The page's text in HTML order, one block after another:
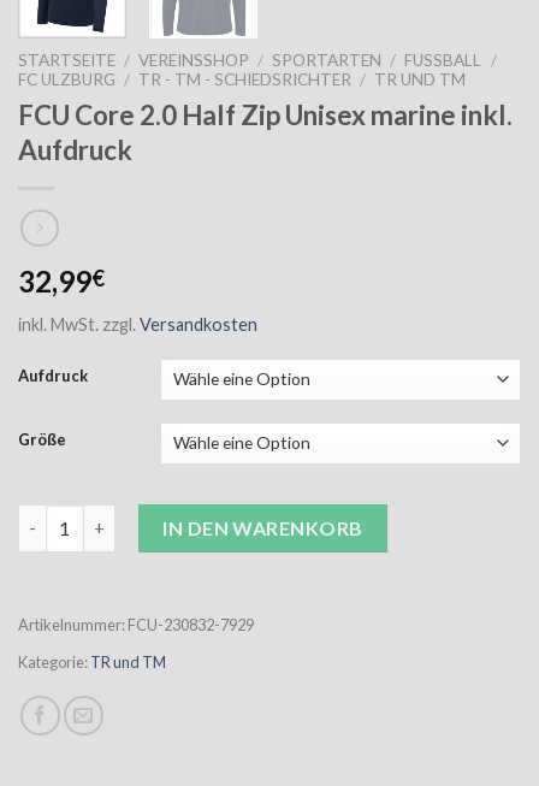
STARTSEITE / VEREINSSHOP / SPORTARTEN / FUSSBALL
/
FC ULZBURG / TR - TM - SCHIEDSRICHTER / TR UND TM
FCU Core 2.0 Half Zip Unisex marine inkl.
Aufdruck
32,99€
inkl. MwSt. zzgl. Versandkosten
Aufdruck
Größe
IN DEN WARENKORB
Artikelnummer:FCU-230832-7929
Kategorie:TR und TM